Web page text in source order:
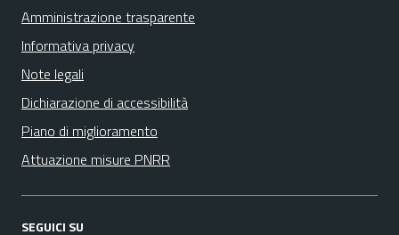
Amministrazione trasparente
Informativa privacy
Note legali
Dichiarazione di accessibilità
Piano di miglioramento
Attuazione misure PNRR
SEGUICI SU